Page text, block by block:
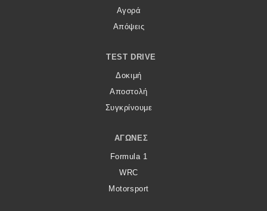
Αγορά
Απόψεις
TEST DRIVE
Δοκιμή
Αποστολή
Συγκρίνουμε
ΑΓΏΝΕΣ
Formula 1
WRC
Motorsport